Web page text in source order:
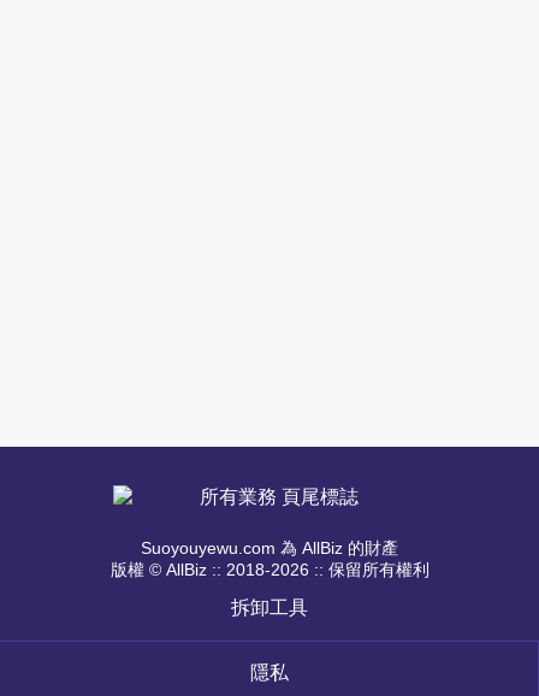
Suoyouyewu.com 為 AllBiz 的財產
版權 © AllBiz :: 2018-2026 :: 保留所有權利
拆卸工具
隱私